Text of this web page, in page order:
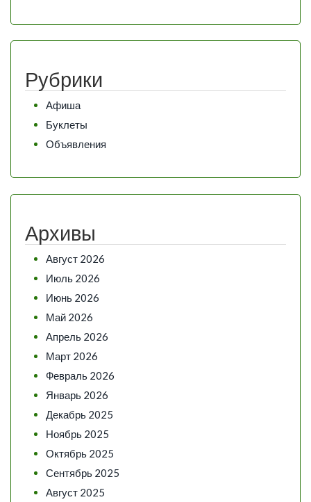
Рубрики
Афиша
Буклеты
Объявления
Архивы
Август 2026
Июль 2026
Июнь 2026
Май 2026
Апрель 2026
Март 2026
Февраль 2026
Январь 2026
Декабрь 2025
Ноябрь 2025
Октябрь 2025
Сентябрь 2025
Август 2025